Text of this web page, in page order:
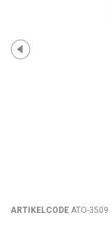
ARTIKELCODE ATO-3509